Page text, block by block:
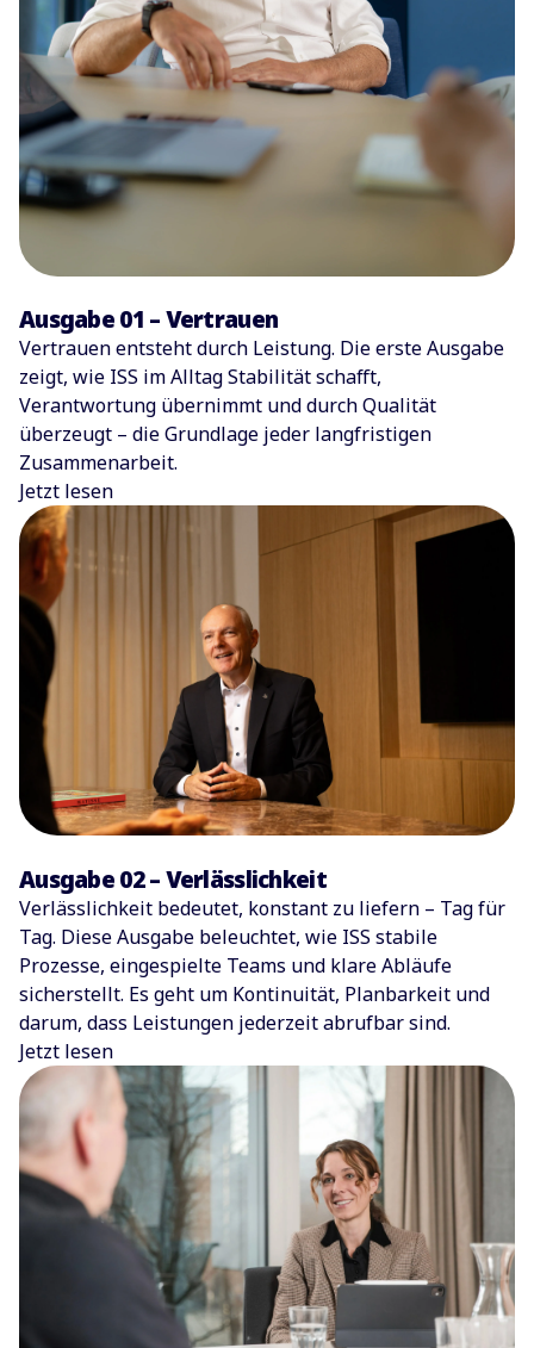
Ausgabe 01 – Vertrauen
Vertrauen entsteht durch Leistung. Die erste Ausgabe
zeigt, wie ISS im Alltag Stabilität schafft,
Verantwortung übernimmt und durch Qualität
überzeugt – die Grundlage jeder langfristigen
Zusammenarbeit.
Jetzt lesen
Ausgabe 02 – Verlässlichkeit
Verlässlichkeit bedeutet, konstant zu liefern – Tag für
Tag. Diese Ausgabe beleuchtet, wie ISS stabile
Prozesse, eingespielte Teams und klare Abläufe
sicherstellt. Es geht um Kontinuität, Planbarkeit und
darum, dass Leistungen jederzeit abrufbar sind.
Jetzt lesen